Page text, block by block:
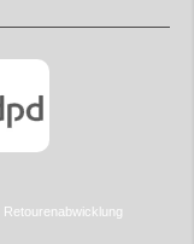
Retourenabwicklung